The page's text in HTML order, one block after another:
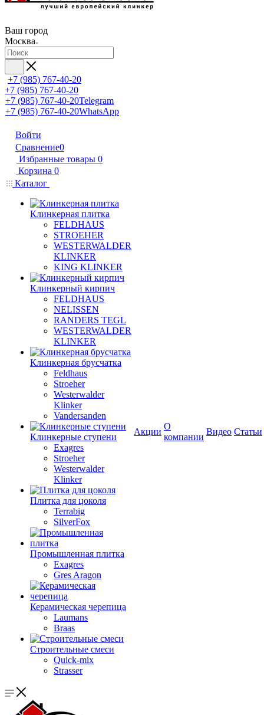
Ваш город
Москва
+7 (985) 767-40-20
+7 (985) 767-40-20
+7 (985) 767-40-20Telegram
+7 (985) 767-40-20WhatsApp
Войти
Сравнение0
Избранные товары 0
Корзина 0
Каталог
Клинкерная плитка
FELDHAUS
STROEHER
WESTERWALDER
KLINKER
KING KLINKER
Клинкерный кирпич
FELDHAUS
NELISSEN
RANDERS TEGL
WESTERWALDER
KLINKER
Клинкерная брусчатка
Feldhaus
Stroeher
Westerwalder
Klinker
Vandersanden
Клинкерные ступени
Exagres
Stroeher
Westerwalder
Klinker
Плитка для цоколя
Terrabig
SilverFox
Промышленная плитка
Exagres
Gres Aragon
Керамическая черепица
Laumans
Braas
Строительные смеси
Quick-mix
Strasser
Акции
О
компании
Видео Статьи